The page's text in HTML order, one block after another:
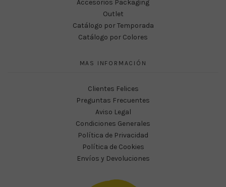
Accesorios Packaging
Outlet
Catálogo por Temporada
Catálogo por Colores
MAS INFORMACIÓN
Clientes Felices
Preguntas Frecuentes
Aviso Legal
Condiciones Generales
Política de Privacidad
Política de Cookies
Envíos y Devoluciones